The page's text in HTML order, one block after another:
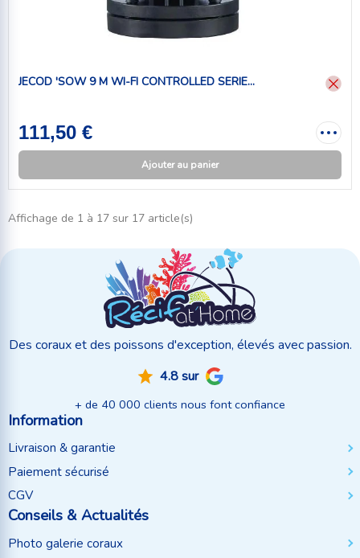
JECOD 'SOW 9 M WI-FI CONTROLLED SERIE...
111,50 €
Ajouter au panier
Affichage de 1 à 17 sur 17 article(s)
Des coraux et des poissons d'exception, élevés avec passion.
4.8 sur
+ de 40 000 clients nous font confiance
Information
Livraison & garantie
Paiement sécurisé
CGV
Conseils & Actualités
Photo galerie coraux